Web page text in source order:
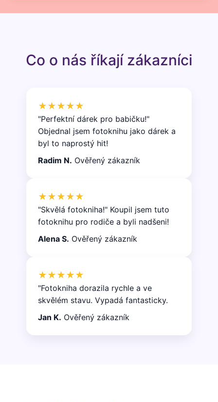
Co o nás říkají zákazníci
★★★★★
"Perfektní dárek pro babičku!"
Objednal jsem fotoknihu jako dárek a
byl to naprostý hit!
Radim N. Ověřený zákazník
★★★★★
"Skvělá fotokniha!" Koupil jsem tuto
fotoknihu pro rodiče a byli nadšeni!
Alena S. Ověřený zákazník
★★★★★
"Fotokniha dorazila rychle a ve
skvělém stavu. Vypadá fantasticky.
Jan K. Ověřený zákazník